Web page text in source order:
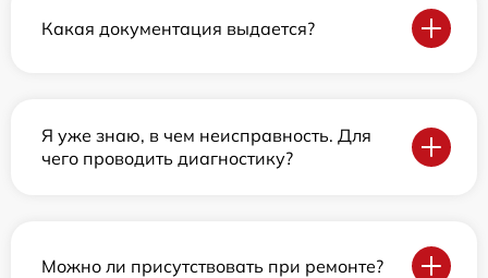
Какая документация выдается?
Я уже знаю, в чем неисправность. Для
чего проводить диагностику?
Можно ли присутствовать при ремонте?